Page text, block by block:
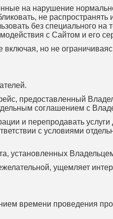
на нарушение
не распространять
без специального на
с Сайтом и его
включая, но не
предоставленный
соглашением с
и перепродавать услуги
с условиями
установленных
ущемляет
времени проведения